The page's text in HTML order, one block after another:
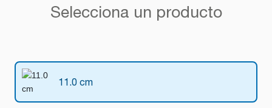
Selecciona un producto
11.0 cm